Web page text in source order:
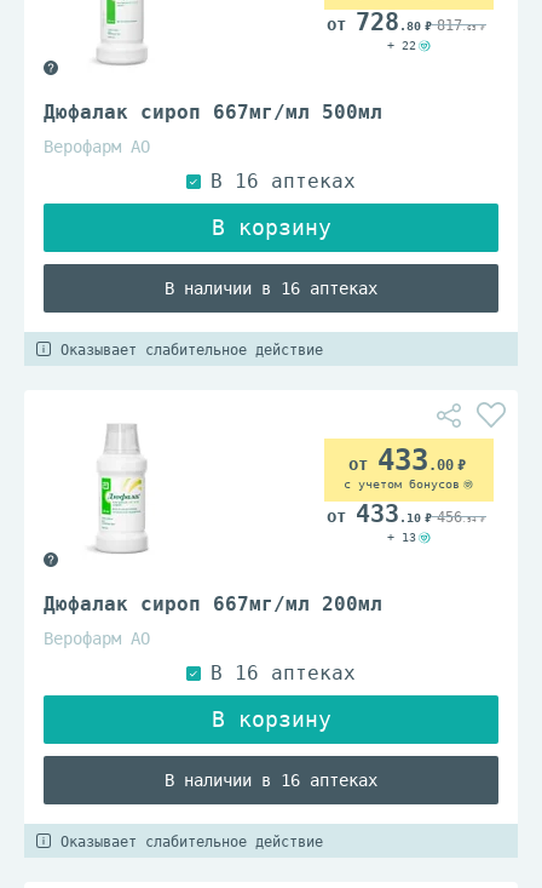
Дюфалак сироп 667мг/мл 500мл
Верофарм АО
В наличии в 16 аптеках
728 .80 817.63
+ 22
Оказывает слабительное действие
Дюфалак сироп 667мг/мл 200мл
Верофарм АО
В наличии в 16 аптеках
433 .00
с учетом бонусов
433 .10 456.94
+ 13
Оказывает слабительное действие